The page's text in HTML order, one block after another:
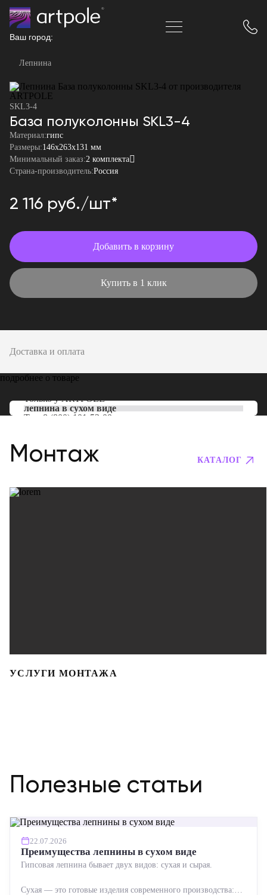
Ваш город:
Лепнина
SKL3-4
База полуколонны SKL3-4
Материал:гипс
Размеры:146x263x131 мм
Минимальный заказ:2 комплекта
Страна-производитель:Россия
2 116 руб./шт*
Добавить в корзину
Купить в 1 клик
Доставка и оплата
подробнее о товаре
Только уARTPOLE
лепнина в сухом виде
Тел: 8 (800) 101-53-00
Монтаж КАТАЛОГ
УСЛУГИ МОНТАЖА
Полезные статьи
22.07.2026
Преимущества лепнины в сухом виде
Гипсовая лепнина бывает двух видов: сухая и сырая.
Сухая — это готовые изделия современного производства: